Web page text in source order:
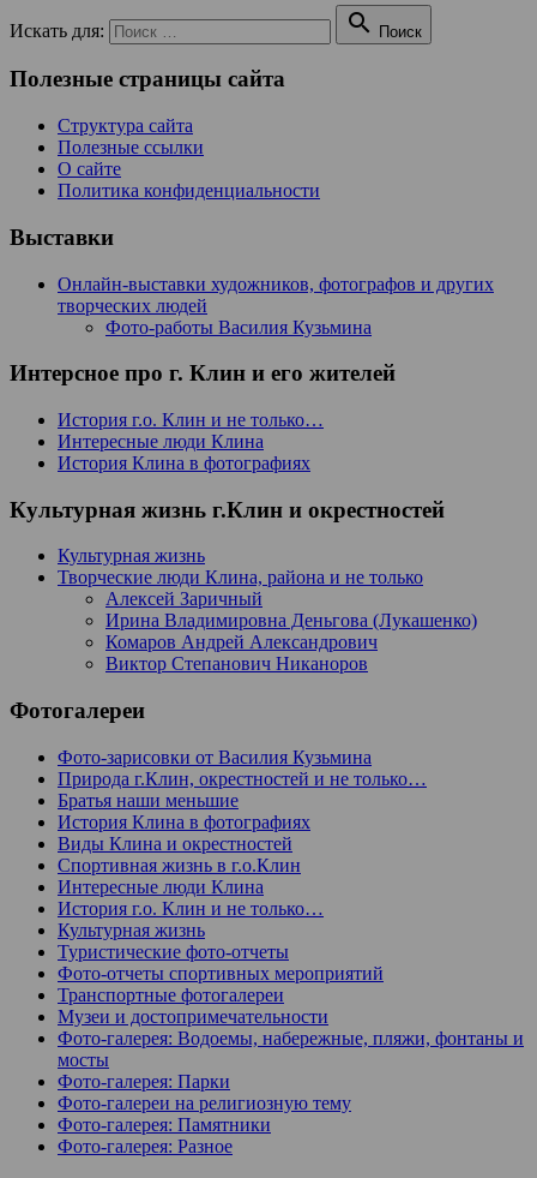
Искать для:  Поиск
Полезные страницы сайта
Структура сайта
Полезные ссылки
О сайте
Политика конфиденциальности
Выставки
Онлайн-выставки художников, фотографов и других
творческих людей
Фото-работы Василия Кузьмина
Интерсное про г. Клин и его жителей
История г.о. Клин и не только…
Интересные люди Клина
История Клина в фотографиях
Культурная жизнь г.Клин и окрестностей
Культурная жизнь
Творческие люди Клина, района и не только
Алексей Заричный
Ирина Владимировна Деньгова (Лукашенко)
Комаров Андрей Александрович
Виктор Степанович Никаноров
Фотогалереи
Фото-зарисовки от Василия Кузьмина
Природа г.Клин, окрестностей и не только…
Братья наши меньшие
История Клина в фотографиях
Виды Клина и окрестностей
Спортивная жизнь в г.о.Клин
Интересные люди Клина
История г.о. Клин и не только…
Культурная жизнь
Туристические фото-отчеты
Фото-отчеты спортивных мероприятий
Транспортные фотогалереи
Музеи и достопримечательности
Фото-галерея: Водоемы, набережные, пляжи, фонтаны и
мосты
Фото-галерея: Парки
Фото-галереи на религиозную тему
Фото-галерея: Памятники
Фото-галерея: Разное